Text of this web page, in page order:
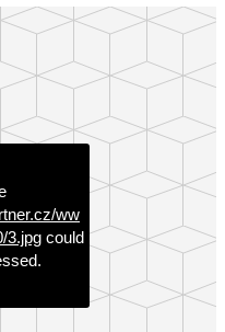
ww
3.jpg could